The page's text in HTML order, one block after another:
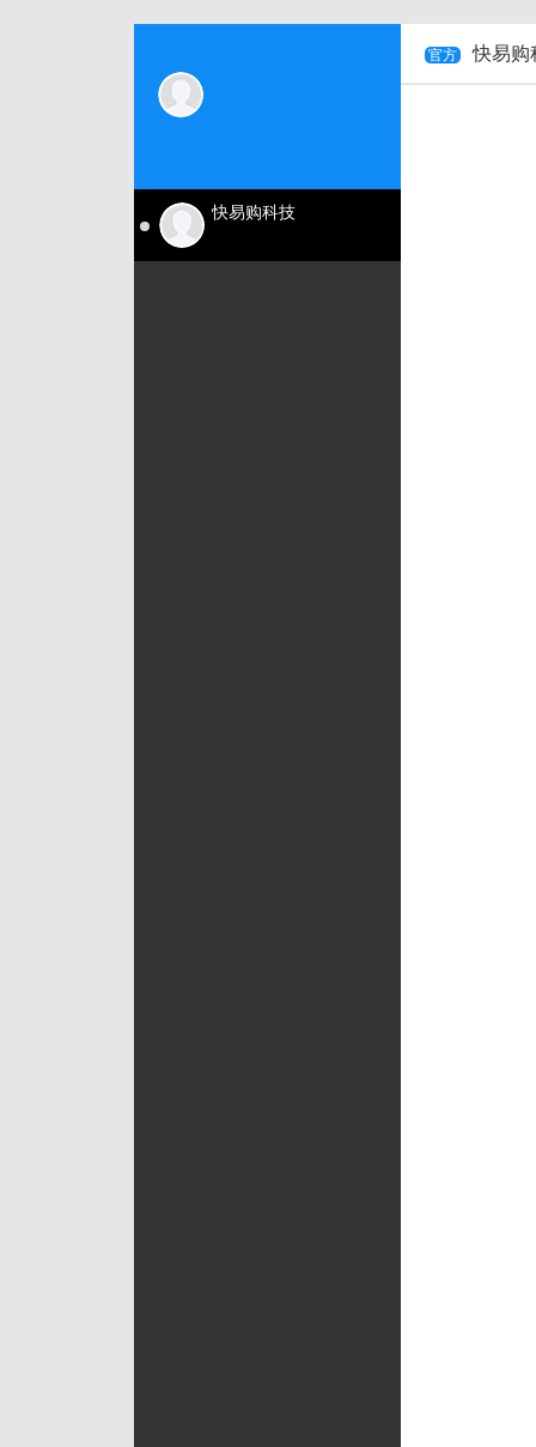
快易购科技
官方 快易购